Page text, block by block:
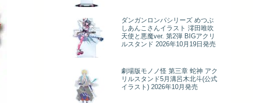
ダンガンロンパシリーズ めつぶ
しあんこさんイラスト 澪田唯吹
天使と悪魔ver. 第2弾 BIGアクリ
ルスタンド 2026年10月19日発売
劇場版モノノ怪 第三章 蛇神 アク
リルスタンド5月溝呂木北斗(公式
イラスト) 2026年10月発売